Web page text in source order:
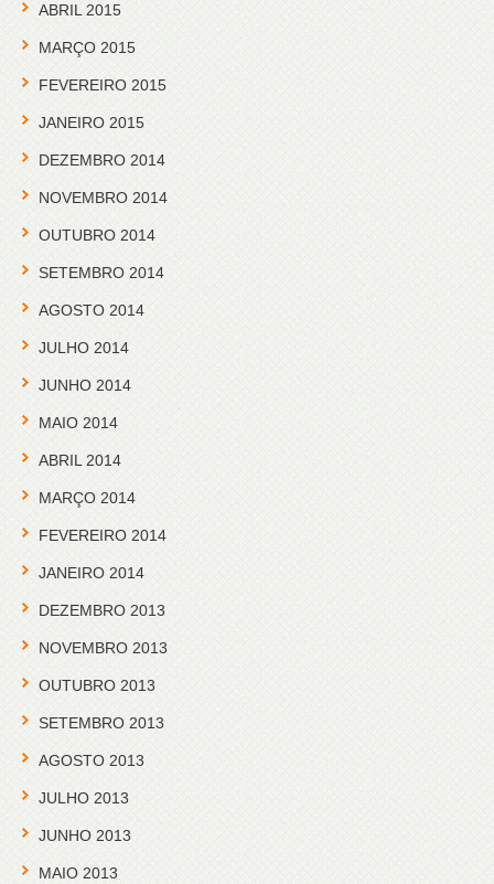
ABRIL 2015
MARÇO 2015
FEVEREIRO 2015
JANEIRO 2015
DEZEMBRO 2014
NOVEMBRO 2014
OUTUBRO 2014
SETEMBRO 2014
AGOSTO 2014
JULHO 2014
JUNHO 2014
MAIO 2014
ABRIL 2014
MARÇO 2014
FEVEREIRO 2014
JANEIRO 2014
DEZEMBRO 2013
NOVEMBRO 2013
OUTUBRO 2013
SETEMBRO 2013
AGOSTO 2013
JULHO 2013
JUNHO 2013
MAIO 2013